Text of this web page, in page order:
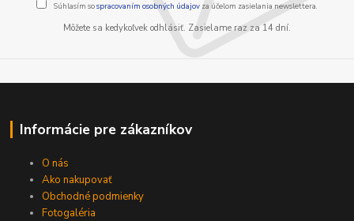
Súhlasím sospracovaním osobných údajov za účelom zasielania newslettera.
Môžete sa kedykoľvek odhlásiť. Zasielame raz za 14 dní.
Informácie pre zákazníkov
O nás
Ako nakupovať
Obchodné podmienky
Fotogaléria